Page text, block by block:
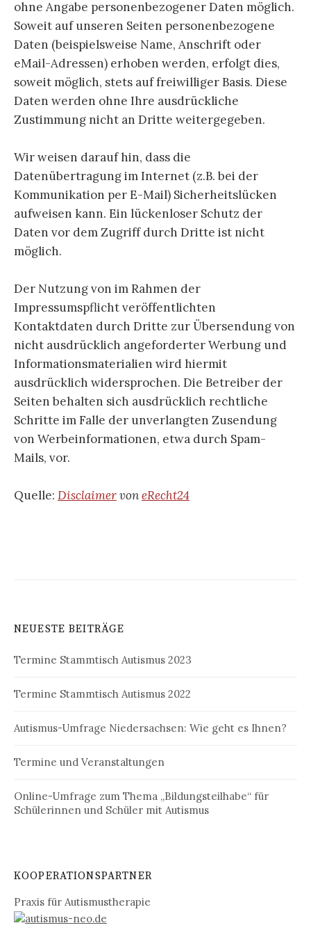
ohne Angabe personenbezogener Daten möglich.
Soweit auf unseren Seiten personenbezogene
Daten (beispielsweise Name, Anschrift oder
eMail-Adressen) erhoben werden, erfolgt dies,
soweit möglich, stets auf freiwilliger Basis. Diese
Daten werden ohne Ihre ausdrückliche
Zustimmung nicht an Dritte weitergegeben.
Wir weisen darauf hin, dass die
Datenübertragung im Internet (z.B. bei der
Kommunikation per E-Mail) Sicherheitslücken
aufweisen kann. Ein lückenloser Schutz der
Daten vor dem Zugriff durch Dritte ist nicht
möglich.
Der Nutzung von im Rahmen der
Impressumspflicht veröffentlichten
Kontaktdaten durch Dritte zur Übersendung von
nicht ausdrücklich angeforderter Werbung und
Informationsmaterialien wird hiermit
ausdrücklich widersprochen. Die Betreiber der
Seiten behalten sich ausdrücklich rechtliche
Schritte im Falle der unverlangten Zusendung
von Werbeinformationen, etwa durch Spam-
Mails, vor.
Quelle: DisclaimervoneRecht24
NEUESTE BEITRÄGE
Termine Stammtisch Autismus 2023
Termine Stammtisch Autismus 2022
Autismus-Umfrage Niedersachsen: Wie geht es Ihnen?
Termine und Veranstaltungen
Online-Umfrage zum Thema „Bildungsteilhabe“ für
Schülerinnen und Schüler mit Autismus
KOOPERATIONSPARTNER
Praxis für Autismustherapie